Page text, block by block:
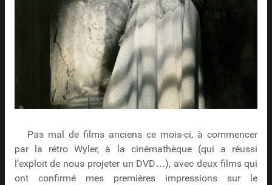
Pas mal de films anciens ce mois-ci, à commencer
par la rétro Wyler, à la cinémathèque (qui a réussi
l’exploit de nous projeter un DVD…), avec deux films qui
ont confirmé mes premières impressions sur le